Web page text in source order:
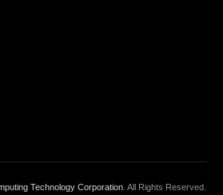
Technology Corporation . All Rights Reserved.